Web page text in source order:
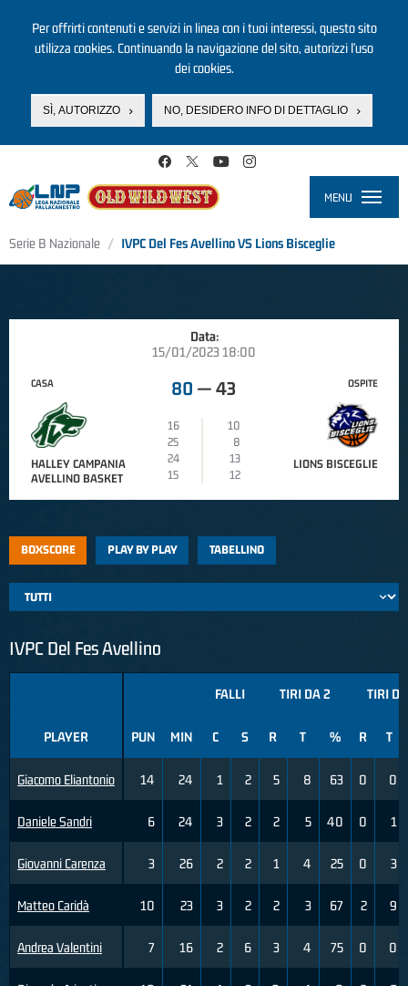
Per offrirti contenuti e servizi in linea con i tuoi interessi, questo sito
utilizza cookies. Continuando la navigazione del sito, autorizzi l’uso
dei cookies.
SÌ, AUTORIZZO NO, DESIDERO INFO DI DETTAGLIO
MENU
Serie B Nazionale IVPC Del Fes Avellino VS Lions Bisceglie
Data:
15/01/2023 18:00
CASA
HALLEY CAMPANIA
AVELLINO BASKET
80 — 43
16
10
25
8
24
13
15
12
OSPITE
LIONS BISCEGLIE
BOXSCORE PLAY BY PLAY TABELLINO
IVPC Del Fes Avellino
PLAYER
Giacomo Eliantonio
Daniele Sandri
Giovanni Carenza
Matteo Caridà
Andrea Valentini
FALLI TIRI DA 2 TIRI
PUN MIN C S R T % R T
14 24 1 2 5 8 63 0 0
6 24 3 2 2 5 40 0 1
3 26 2 2 1 4 25 0 3
10 23 3 2 2 3 67 2 9
7 16 2 6 3 4 75 0 0